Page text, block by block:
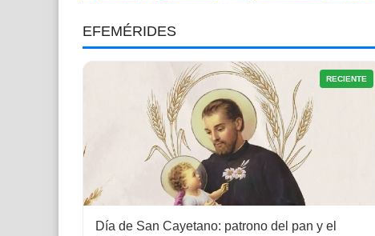
EFEMÉRIDES
RECIENTE
Día de San Cayetano: patrono del pan y el